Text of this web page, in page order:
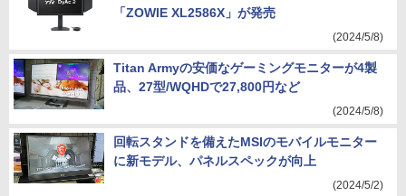
「ZOWIE XL2586X」が発売
(2024/5/8)
Titan Armyの安価なゲーミングモニターが4製
品、27型/WQHDで27,800円など
(2024/5/8)
回転スタンドを備えたMSIのモバイルモニター
に新モデル、パネルスペックが向上
(2024/5/2)